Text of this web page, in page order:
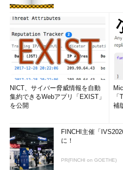
ャリアアドバイザーとして、幅広
る。
NICT、サイバー脅威情報を自動
集約できるWebアプリ「EXIST」
を公開
補
FINCHI主催「
に！
PR(FINCHI on GOETHE)